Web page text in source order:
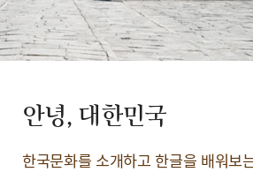
안녕, 대한민국
한국문화를 소개하고 한글을 배워보